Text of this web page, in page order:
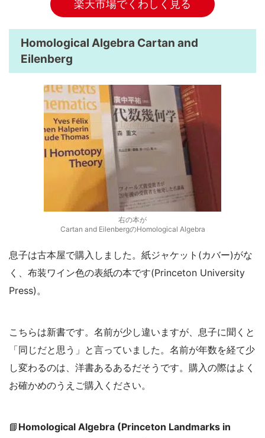
楽天市場でくわしく見る
Homological Algebra Cartan and
Eilenberg
右の本が
Cartan and EilenbergのHomological Algebra
息子は古本屋で購入しました。紙ジャケット(カバー)がな
く、布装ワイン色の表紙の本です(Princeton University
Press)。
こちらは新書です。名前が少し違いますが、息子に聞くと
「同じだと思う」と言っていました。名前が年数を経て少
し変わるのは、洋書あるあるだそうです。購入の際はよく
お確かめのうえご購入ください。
📘 Homological Algebra (Princeton Landmarks in